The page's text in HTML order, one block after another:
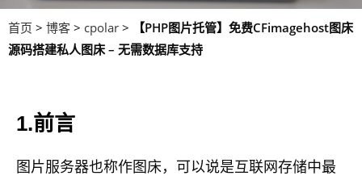
首页 > 博客 > cpolar >
【PHP图片托管】免费CFimagehost图床
源码搭建私人图床 – 无需数据库支持
1.前言
图片服务器也称作图床，可以说是互联网存储中最